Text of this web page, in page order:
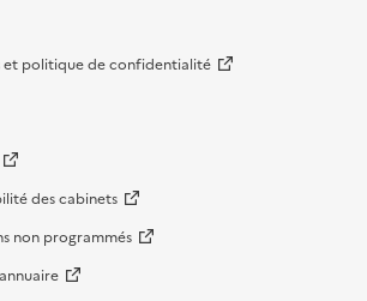
et politique de confidentialité
des cabinets
non programmés